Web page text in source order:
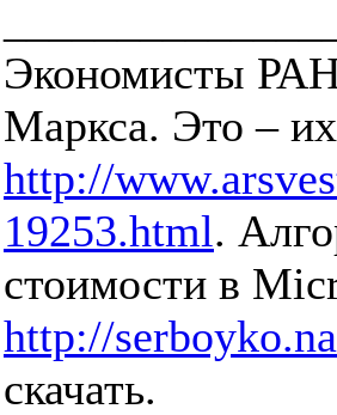
Экономисты
Маркса. Это –
http://
19253.html.
стоимости в
http://
скачать.